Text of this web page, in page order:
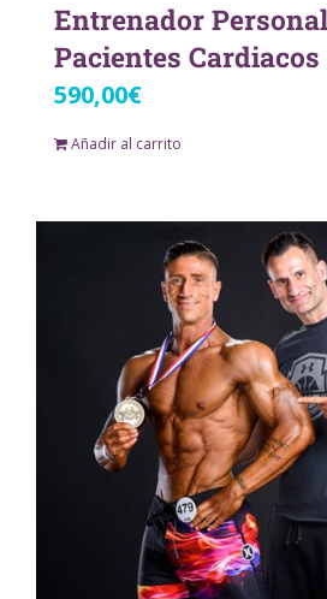
Entrenador
Pacientes Cardiacos
590,00€
Añadir al carrito